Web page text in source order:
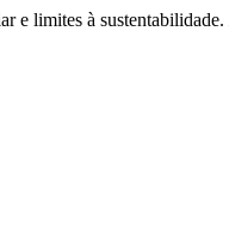
e limites à sustentabilidade.